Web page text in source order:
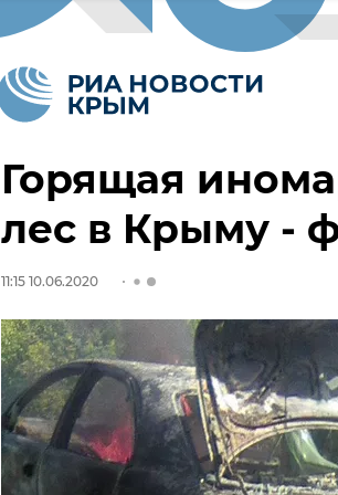
Горящая
лес в Крыму -
11:15 10.06.2020